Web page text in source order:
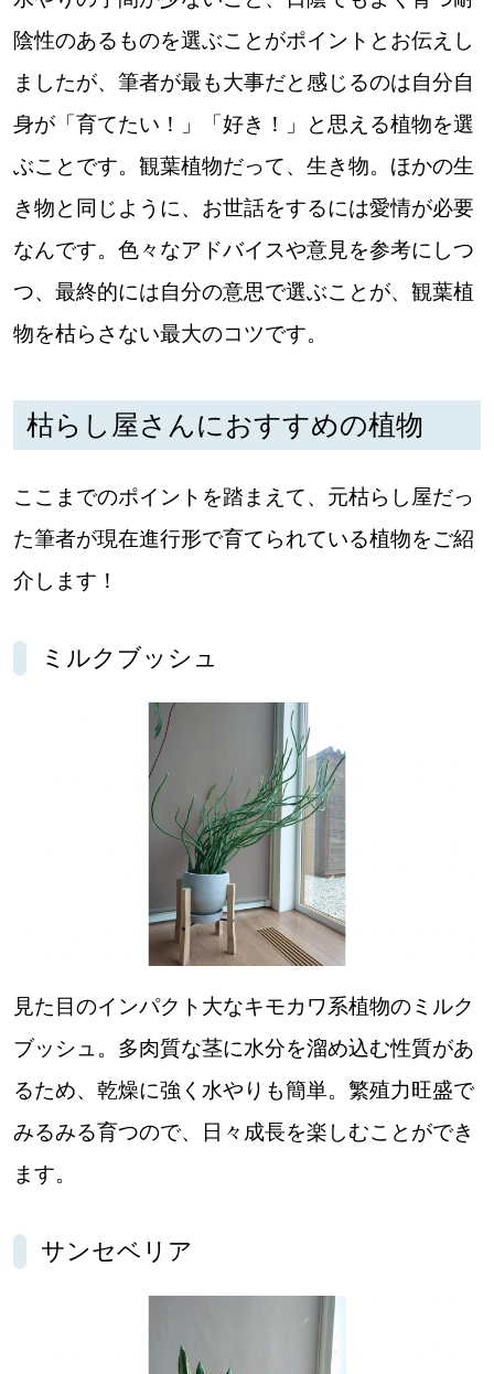
陰性のあるものを選ぶことがポイントとお伝えし
ましたが、筆者が最も大事だと感じるのは自分自
身が「育てたい！」「好き！」と思える植物を選
ぶことです。観葉植物だって、生き物。ほかの生
き物と同じように、お世話をするには愛情が必要
なんです。色々なアドバイスや意見を参考にしつ
つ、最終的には自分の意思で選ぶことが、観葉植
物を枯らさない最大のコツです。
枯らし屋さんにおすすめの植物
ここまでのポイントを踏まえて、元枯らし屋だっ
た筆者が現在進行形で育てられている植物をご紹
介します！
ミルクブッシュ
見た目のインパクト大なキモカワ系植物のミルク
ブッシュ。多肉質な茎に水分を溜め込む性質があ
るため、乾燥に強く水やりも簡単。繁殖力旺盛で
みるみる育つので、日々成長を楽しむことができ
ます。
サンセベリア